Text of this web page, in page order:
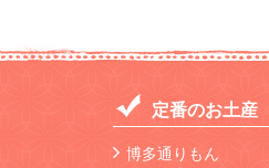
定番のお土産
博多通りもん